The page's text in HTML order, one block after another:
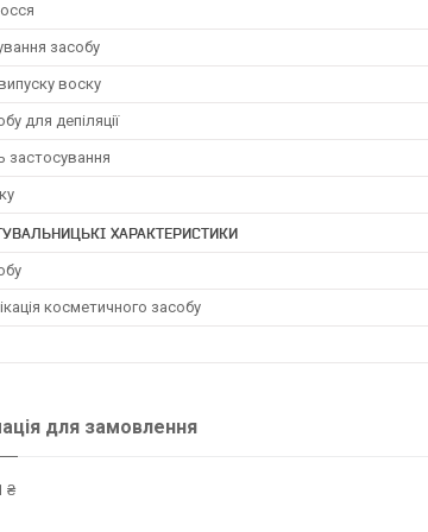
засобу
воску
для депіляції
застосування
ХАРАКТЕРИСТИКИ
косметичного засобу
для замовлення
₴